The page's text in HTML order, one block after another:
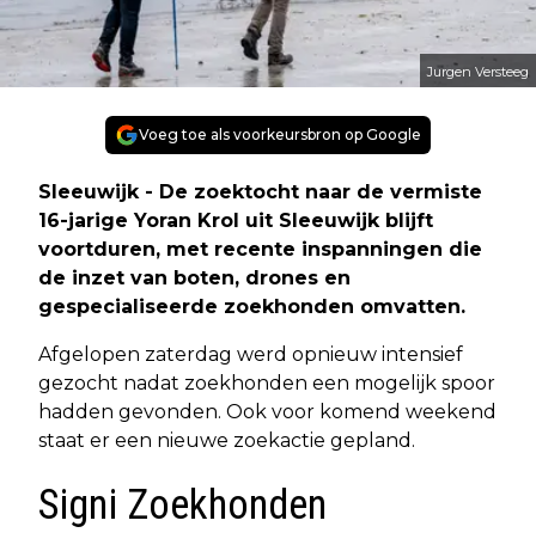
Jurgen Versteeg
Voeg toe als voorkeursbron op Google
Sleeuwijk - De zoektocht naar de vermiste
16-jarige Yoran Krol uit Sleeuwijk blijft
voortduren, met recente inspanningen die
de inzet van boten, drones en
gespecialiseerde zoekhonden omvatten.
Afgelopen zaterdag werd opnieuw intensief
gezocht nadat zoekhonden een mogelijk spoor
hadden gevonden. Ook voor komend weekend
staat er een nieuwe zoekactie gepland.
Signi Zoekhonden